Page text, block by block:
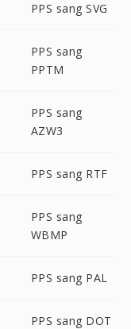
PPS sang SVG
PPS sang
PPTM
PPS sang
AZW3
PPS sang RTF
PPS sang
WBMP
PPS sang PAL
PPS sang DOT